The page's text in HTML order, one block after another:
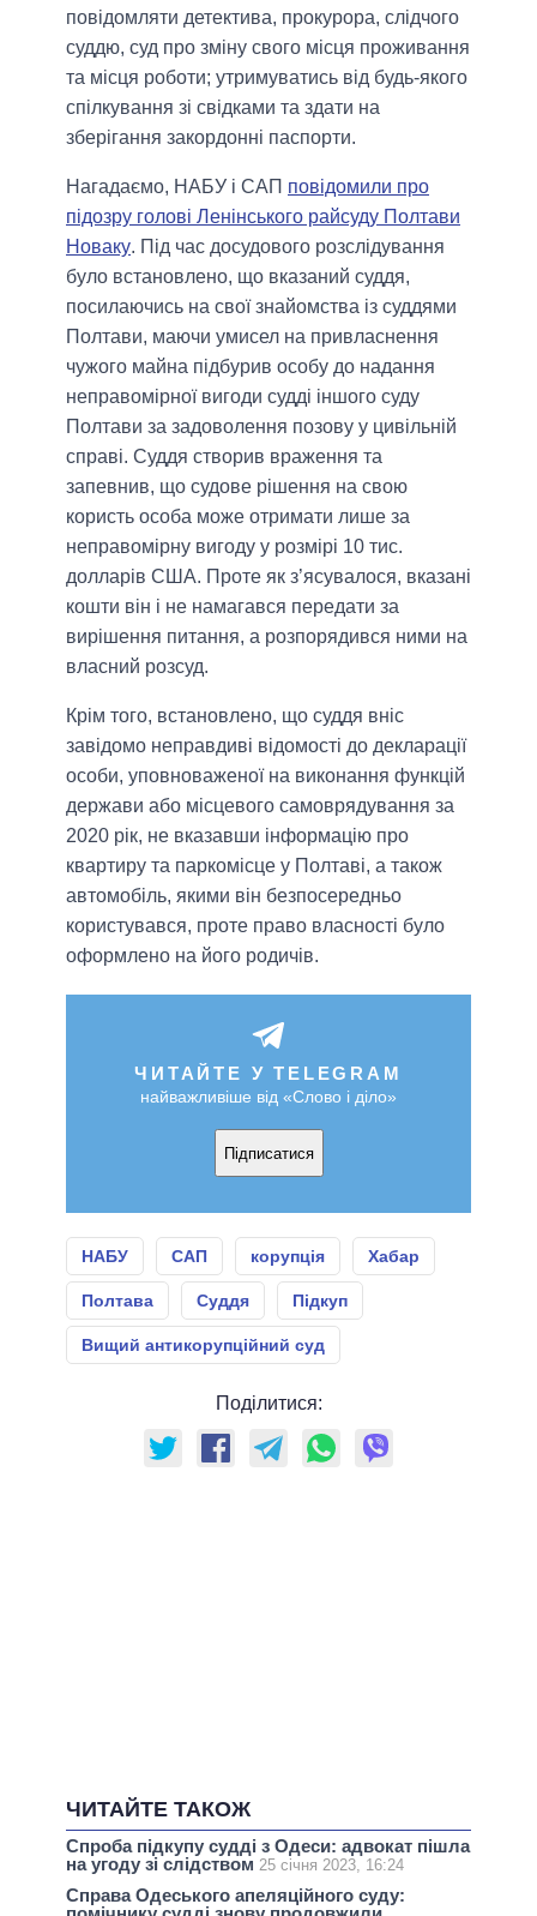
повідомляти детектива, прокурора, слідчого
суддю, суд про зміну свого місця проживання
та місця роботи; утримуватись від будь-якого
спілкування зі свідками та здати на
зберігання закордонні паспорти.
Нагадаємо, НАБУ і САП повідомили про
підозру голові Ленінського райсуду Полтави
Новаку. Під час досудового розслідування
було встановлено, що вказаний суддя,
посилаючись на свої знайомства із суддями
Полтави, маючи умисел на привласнення
чужого майна підбурив особу до надання
неправомірної вигоди судді іншого суду
Полтави за задоволення позову у цивільній
справі. Суддя створив враження та
запевнив, що судове рішення на свою
користь особа може отримати лише за
неправомірну вигоду у розмірі 10 тис.
долларів США. Проте як з’ясувалося, вказані
кошти він і не намагався передати за
вирішення питання, а розпорядився ними на
власний розсуд.
Крім того, встановлено, що суддя вніс
завідомо неправдиві відомості до декларації
особи, уповноваженої на виконання функцій
держави або місцевого самоврядування за
2020 рік, не вказавши інформацію про
квартиру та паркомісце у Полтаві, а також
автомобіль, якими він безпосередньо
користувався, проте право власності було
оформлено на його родичів.
ЧИТАЙТЕ У TELEGRAM
найважливіше від «Слово і діло»
Підписатися
НАБУ САП корупція Хабар
Полтава Суддя Підкуп
Вищий антикорупційний суд
Поділитися:
ЧИТАЙТЕ ТАКОЖ
Спроба підкупу судді з Одеси: адвокат пішла
на угоду зі слідством 25 січня 2023, 16:24
Справа Одеського апеляційного суду: